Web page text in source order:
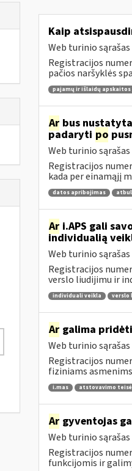
Kaip
Web turinio sąrašas
Registracijos
pačios naršyklės
pajamų ir išlaidų
Arbus
padaryti po
Web turinio sąrašas
Registracijos
kada per einamąjį
datos apribojimas
Ari.APS gali
individualią
Web turinio sąrašas
Registracijos
verslo liudijimu ir
individuali veikla verslo
Argalima
Web turinio sąrašas
Registracijos
fiziniams
i.mas atstovavimo
Argyventojas
Web turinio sąrašas
Registracijos
funkcijomis ir